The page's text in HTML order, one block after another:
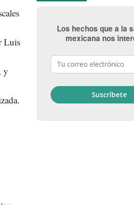
Los hechos que a la
mexicana nos
Luis
y